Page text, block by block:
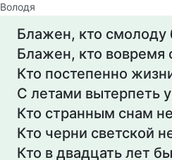
Володя
Блажен, кто
Блажен, кто вовремя
Кто постепенно
С летами вытерпеть
Кто странным снам
Кто черни светской
Кто в двадцать лет